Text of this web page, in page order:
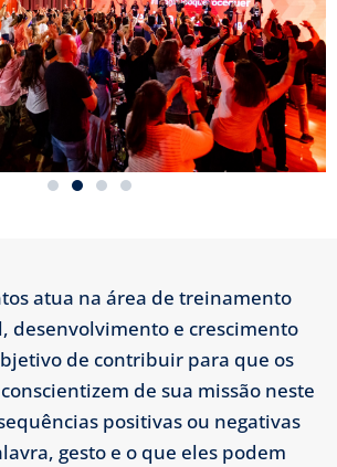
atua na área de treinamento
desenvolvimento e crescimento
de contribuir para que os
de sua missão neste
positivas ou negativas
gesto e o que eles podem